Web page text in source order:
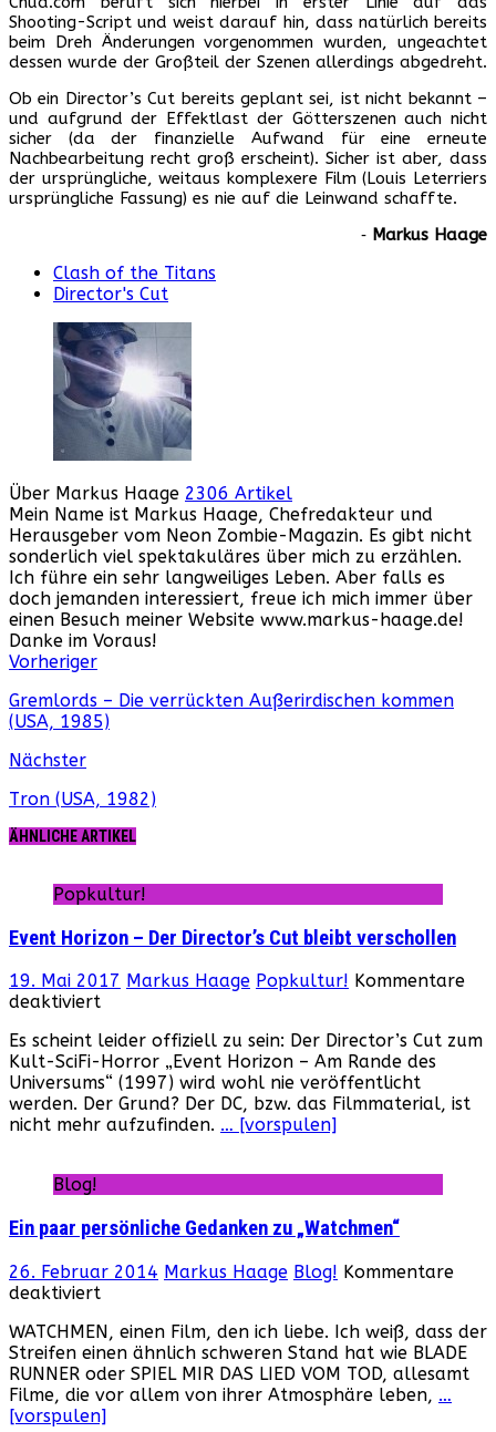
Shooting-Script und weist darauf hin, dass natürlich bereits
beim Dreh Änderungen vorgenommen wurden, ungeachtet
dessen wurde der Großteil der Szenen allerdings abgedreht.
Ob ein Director’s Cut bereits geplant sei, ist nicht bekannt –
und aufgrund der Effektlast der Götterszenen auch nicht
sicher (da der finanzielle Aufwand für eine erneute
Nachbearbeitung recht groß erscheint). Sicher ist aber, dass
der ursprüngliche, weitaus komplexere Film (Louis Leterriers
ursprüngliche Fassung) es nie auf die Leinwand schaffte.
‐ Markus Haage
Clash of the Titans
Director's Cut
Über Markus Haage 2306 Artikel
Mein Name ist Markus Haage, Chefredakteur und
Herausgeber vom Neon Zombie-Magazin. Es gibt nicht
sonderlich viel spektakuläres über mich zu erzählen.
Ich führe ein sehr langweiliges Leben. Aber falls es
doch jemanden interessiert, freue ich mich immer über
einen Besuch meiner Website www.markus-haage.de!
Danke im Voraus!
Webseite
Facebook
Instagram
YouTube
Vorheriger
Gremlords – Die verrückten Außerirdischen kommen
(USA, 1985)
Nächster
Tron (USA, 1982)
ÄHNLICHE ARTIKEL
Popkultur!
Event Horizon – Der Director’s Cut bleibt verschollen
19. Mai 2017 Markus Haage Popkultur! Kommentare
deaktiviertfür
Horizon
–
Der
Director’s
Cut
verschollen
Es scheint leider offiziell zu sein: Der Director’s Cut zum
Kult-SciFi-Horror „Event Horizon – Am Rande des
Universums“ (1997) wird wohl nie veröffentlicht
werden. Der Grund? Der DC, bzw. das Filmmaterial, ist
nicht mehr aufzufinden. … [vorspulen]
Blog!
Ein paar persönliche Gedanken zu „Watchmen“
26. Februar 2014 Markus Haage Blog! Kommentare
deaktiviert
paar
persönliche
Gedanken
zu
„Watchmen“
WATCHMEN, einen Film, den ich liebe. Ich weiß, dass der
Streifen einen ähnlich schweren Stand hat wie BLADE
RUNNER oder SPIEL MIR DAS LIED VOM TOD, allesamt
Filme, die vor allem von ihrer Atmosphäre leben, …
[vorspulen]